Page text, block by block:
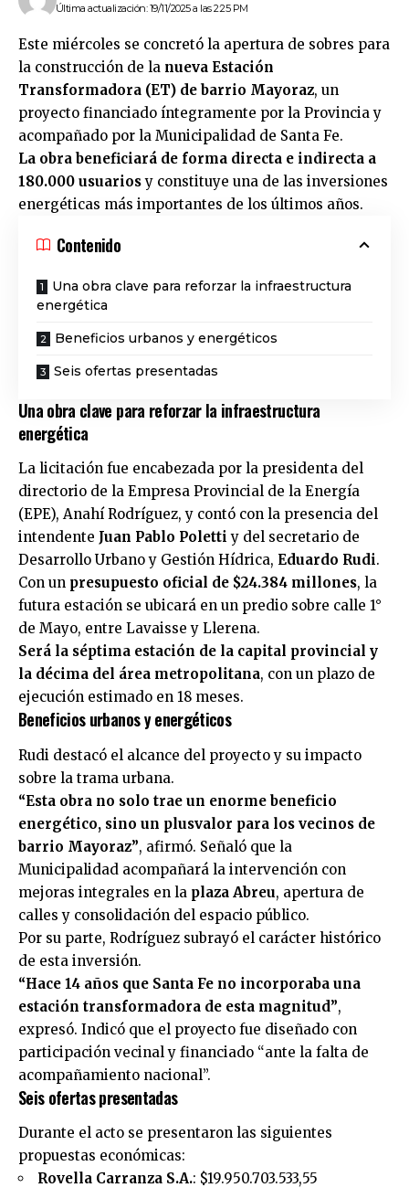
Última actualización: 19/11/2025 a las 2:25 PM
Este miércoles se concretó la apertura de sobres para
la construcción de la nueva Estación
Transformadora (ET) de barrio Mayoraz, un
proyecto financiado íntegramente por la Provincia y
acompañado por la Municipalidad de Santa Fe.
La obra beneficiará de forma directa e indirecta a
180.000 usuariosy constituye una de las inversiones
energéticas más importantes de los últimos años.
Contenido
Una obra clave para reforzar la infraestructura
energética
Beneficios urbanos y energéticos
Seis ofertas presentadas
Una obra clave para reforzar la infraestructura
energética
La licitación fue encabezada por la presidenta del
directorio de la Empresa Provincial de la Energía
(EPE), Anahí Rodríguez, y contó con la presencia del
intendente Juan Pablo Poletti y del secretario de
Desarrollo Urbano y Gestión Hídrica, Eduardo Rudi.
Con un presupuesto oficial de $24.384 millones, la
futura estación se ubicará en un predio sobre calle 1°
de Mayo, entre Lavaisse y Llerena.
Será la séptima estación de la capital provincial y
la décima del área metropolitana, con un plazo de
ejecución estimado en 18 meses.
Beneficios urbanos y energéticos
Rudi destacó el alcance del proyecto y su impacto
sobre la trama urbana.
“Esta obra no solo trae un enorme beneficio
energético, sino un plusvalor para los vecinos de
barrio Mayoraz”, afirmó. Señaló que la
Municipalidad acompañará la intervención con
mejoras integrales en la plaza Abreu, apertura de
calles y consolidación del espacio público.
Por su parte, Rodríguez subrayó el carácter histórico
de esta inversión.
“Hace 14 años que Santa Fe no incorporaba una
estación transformadora de esta magnitud”,
expresó. Indicó que el proyecto fue diseñado con
participación vecinal y financiado “ante la falta de
acompañamiento nacional”.
Seis ofertas presentadas
Durante el acto se presentaron las siguientes
propuestas económicas:
Rovella Carranza S.A.: $19.950.703.533,55